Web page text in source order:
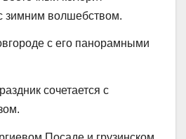
зимним волшебством.
с его панорамными
сочетается с